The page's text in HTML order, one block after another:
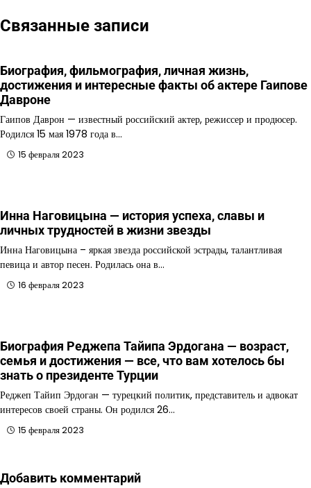
Связанные записи
Биография, фильмография, личная жизнь,
достижения и интересные факты об актере Гаипове
Давроне
Гаипов Даврон — известный российский актер, режиссер и продюсер.
Родился 15 мая 1978 года в…
15 февраля 2023
Инна Наговицына — история успеха, славы и
личных трудностей в жизни звезды
Инна Наговицына – яркая звезда российской эстрады, талантливая
певица и автор песен. Родилась она в…
16 февраля 2023
Биография Реджепа Тайипа Эрдогана — возраст,
семья и достижения — все, что вам хотелось бы
знать о президенте Турции
Реджеп Тайип Эрдоган — турецкий политик, представитель и адвокат
интересов своей страны. Он родился 26…
15 февраля 2023
Добавить комментарий